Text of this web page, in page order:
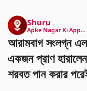
Shuru
Apke Nagar Ki App…
আরামবাগ সংলগ্ন
একজন প্রাণ
শরবত পান করার